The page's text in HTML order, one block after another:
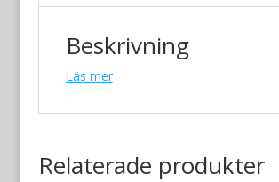
Beskrivning
Läs mer
Relaterade produkter